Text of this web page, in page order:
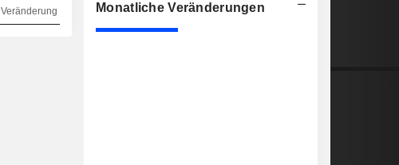
Veränderung Monatliche Veränderungen